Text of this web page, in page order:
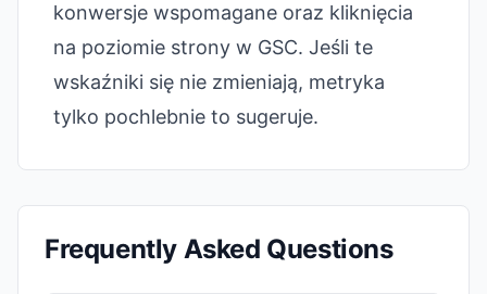
konwersje wspomagane oraz kliknięcia
na poziomie strony w GSC. Jeśli te
wskaźniki się nie zmieniają, metryka
tylko pochlebnie to sugeruje.
Frequently Asked Questions